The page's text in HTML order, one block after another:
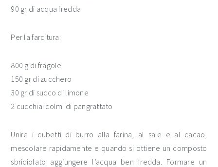
90 gr di acqua fredda
Per la farcitura:
800 g di fragole
150 gr di zucchero
30 gr di succo di limone
2 cucchiai colmi di pangrattato
Unire i cubetti di burro alla farina, al sale e al cacao,
mescolare rapidamente e quando si ottiene un composto
sbriciolato aggiungere l’acqua ben fredda. Formare un